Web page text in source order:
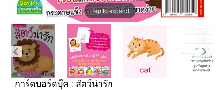
Tap to expand
การ์ดบอร์ดบุ๊ค : สัตว์น่ารัก